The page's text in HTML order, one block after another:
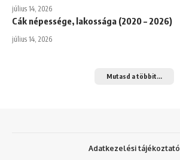
július 14, 2026
Cák népessége, lakossága (2020 – 2026)
július 14, 2026
Mutasd a többit...
Adatkezelési tájékoztató